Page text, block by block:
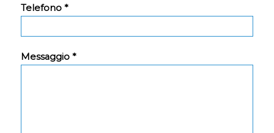
Telefono *
Messaggio *